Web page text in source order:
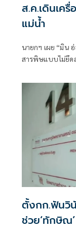
ส.ค.เดินเค
แม่นํ้า
นายกฯ เผย “มิน อ่อง หล่าย” พร้อมร่ว
สารพิษแบบไม่ยึด
การทูตไทยบนเว
ตั้งกก.ฟันวิ
ช่วย‘ทักษิณ’